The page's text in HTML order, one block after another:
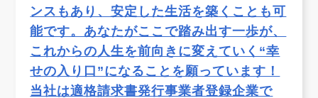
ンスもあり、安定した生活を築くことも可
能です。あなたがここで踏み出す一歩が、
これからの人生を前向きに変えていく“幸
せの入り口”になることを願っています！
当社は適格請求書発行事業者登録企業で